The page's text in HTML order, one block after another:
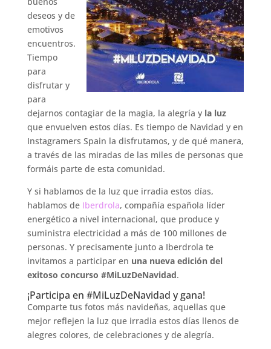
deseos y de
emotivos
encuentros.
Tiempo
para
disfrutar y
para
dejarnos contagiar de la magia, la alegría y la luz
que envuelven estos días. Es tiempo de Navidad y en
Instagramers Spain la disfrutamos, y de qué manera,
a través de las miradas de las miles de personas que
formáis parte de esta comunidad.
Y si hablamos de la luz que irradia estos días,
hablamos de Iberdrola, compañía española líder
energético a nivel internacional, que produce y
suministra electricidad a más de 100 millones de
personas. Y precisamente junto a Iberdrola te
invitamos a participar en una nueva edición del
exitoso concurso #MiLuzDeNavidad.
¡Participa en #MiLuzDeNavidad y gana!
Comparte tus fotos más navideñas, aquellas que
mejor reflejen la luz que irradia estos días llenos de
alegres colores, de celebraciones y de alegría.